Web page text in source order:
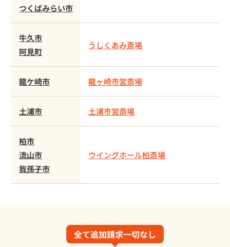
つくばみらい市
牛久市
阿見町
うしくあみ斎場
龍ケ崎市 龍ヶ崎市営斎場
土浦市 土浦市営斎場
柏市
流山市
我孫子市
ウイングホール柏斎場
全て追加請求一切なし